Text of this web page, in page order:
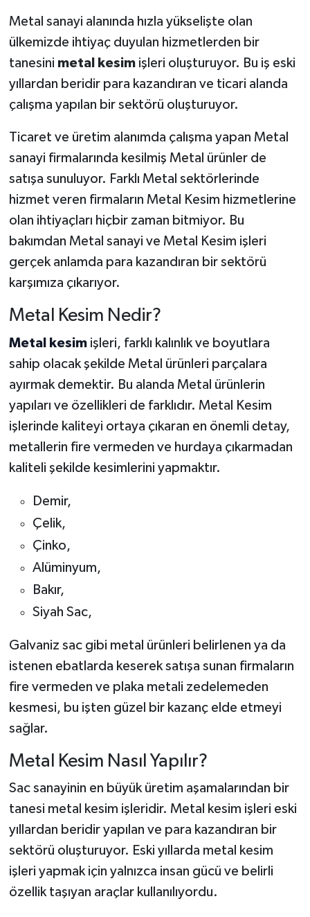
Metal sanayi alanında hızla yükselişte olan
ülkemizde ihtiyaç duyulan hizmetlerden bir
tanesini metal kesim işleri oluşturuyor. Bu iş eski
yıllardan beridir para kazandıran ve ticari alanda
çalışma yapılan bir sektörü oluşturuyor.
Ticaret ve üretim alanımda çalışma yapan Metal
sanayi firmalarında kesilmiş Metal ürünler de
satışa sunuluyor. Farklı Metal sektörlerinde
hizmet veren firmaların Metal Kesim hizmetlerine
olan ihtiyaçları hiçbir zaman bitmiyor. Bu
bakımdan Metal sanayi ve Metal Kesim işleri
gerçek anlamda para kazandıran bir sektörü
karşımıza çıkarıyor.
Metal Kesim Nedir?
Metal kesimişleri, farklı kalınlık ve boyutlara
sahip olacak şekilde Metal ürünleri parçalara
ayırmak demektir. Bu alanda Metal ürünlerin
yapıları ve özellikleri de farklıdır. Metal Kesim
işlerinde kaliteyi ortaya çıkaran en önemli detay,
metallerin fire vermeden ve hurdaya çıkarmadan
kaliteli şekilde kesimlerini yapmaktır.
Demir,
Çelik,
Çinko,
Alüminyum,
Bakır,
Siyah Sac,
Galvaniz sac gibi metal ürünleri belirlenen ya da
istenen ebatlarda keserek satışa sunan firmaların
fire vermeden ve plaka metali zedelemeden
kesmesi, bu işten güzel bir kazanç elde etmeyi
sağlar.
Metal Kesim Nasıl Yapılır?
Sac sanayinin en büyük üretim aşamalarından bir
tanesi metal kesim işleridir. Metal kesim işleri eski
yıllardan beridir yapılan ve para kazandıran bir
sektörü oluşturuyor. Eski yıllarda metal kesim
işleri yapmak için yalnızca insan gücü ve belirli
özellik taşıyan araçlar kullanılıyordu.